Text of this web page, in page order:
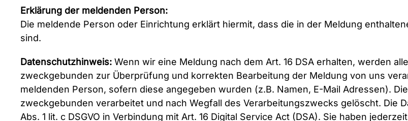
Erklärung der meldenden Person:
Die meldende Person oder Einrichtung erklärt hiermit, dass die in der Meldung
sind.
Datenschutzhinweis: Wenn wir eine Meldung nach dem Art. 16 DSA erhalten, werden
zweckgebunden zur Überprüfung und korrekten Bearbeitung der Meldung von uns
meldenden Person, sofern diese angegeben wurden (z.B. Namen, E-Mail Adressen).
zweckgebunden verarbeitet und nach Wegfall des Verarbeitungszwecks gelöscht. Die
Abs. 1 lit. c DSGVO in Verbindung mit Art. 16 Digital Service Act (DSA). Sie haben